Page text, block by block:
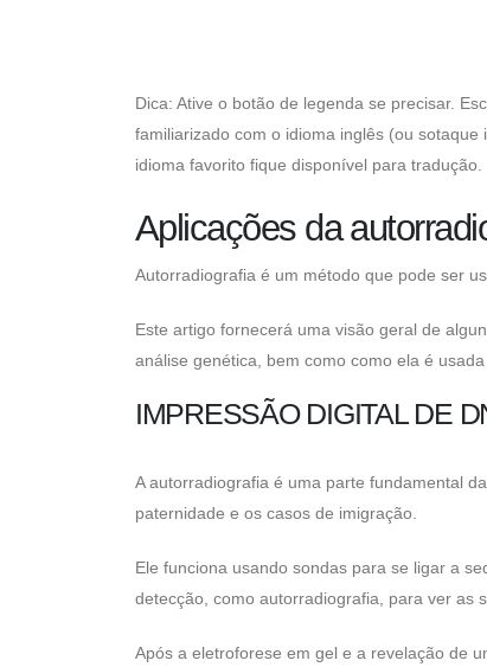
Dica: Ative o botão de legenda se precisar.
familiarizado com o idioma inglês (ou
idioma favorito fique disponível para tradução.
Aplicações da
Autorradiografia é um método que pode ser
Este artigo fornecerá uma visão geral de
análise genética, bem como como ela é
IMPRESSÃO DIGITAL DE
A autorradiografia é uma parte fundamental
paternidade e os casos de imigração.
Ele funciona usando sondas para se ligar a
detecção, como autorradiografia, para ver as
Após a eletroforese em gel e a revelação de